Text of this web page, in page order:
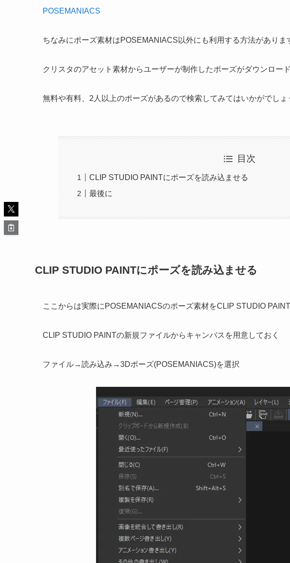
POSEMANIACS
ちなみにポーズ素材はPOSEMANIACS以外にも利用する方法がありま
クリスタのアセット素材からユーザーが制作したポーズがダウンロー
無料や有料、2人以上のポーズがあるので検索してみてはいかがでしょ
目次
CLIP STUDIO PAINTにポーズを読み込ませる
最後に
CLIP STUDIO PAINTにポーズを読み込ませる
ここからは実際にPOSEMANIACSのポーズ素材をCLIP STUDIO
CLIP STUDIO PAINTの新規ファイルからキャンバスを用意しておく
ファイル→読み込み→3Dポーズ(POSEMANIACS)を選択